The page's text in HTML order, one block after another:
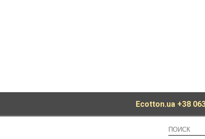
Ecotton.ua +38